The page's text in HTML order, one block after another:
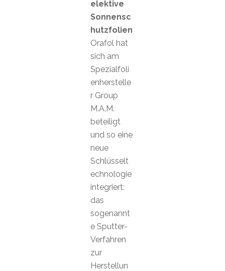
elektive
Sonnensc
hutzfolien
Orafol hat
sich am
Spezialfoli
enherstelle
r Group
M.A.M.
beteiligt
und so eine
neue
Schlüsselt
echnologie
integriert:
das
sogenannt
e Sputter-
Verfahren
zur
Herstellun